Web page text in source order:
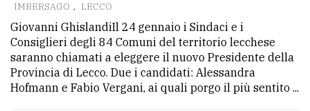
IMBERSAGO , LECCO
Giovanni GhislandiIl 24 gennaio i Sindaci e i
Consiglieri degli 84 Comuni del territorio lecchese
saranno chiamati a eleggere il nuovo Presidente della
Provincia di Lecco. Due i candidati: Alessandra
Hofmann e Fabio Vergani, ai quali porgo il più sentito ...